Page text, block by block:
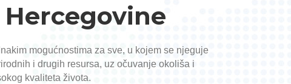
Hercegovine
mogućnostima za sve, u kojem se njeguje
i drugih resursa, uz očuvanje okoliša i
kvaliteta života.